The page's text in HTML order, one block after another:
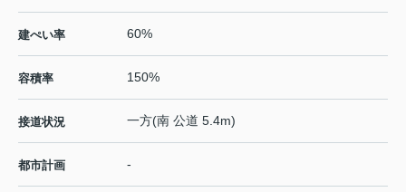
建ぺい率 60%
容積率 150%
接道状況 一方(南 公道 5.4m)
都市計画 -